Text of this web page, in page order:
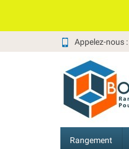
Appelez-nous :
Rangement